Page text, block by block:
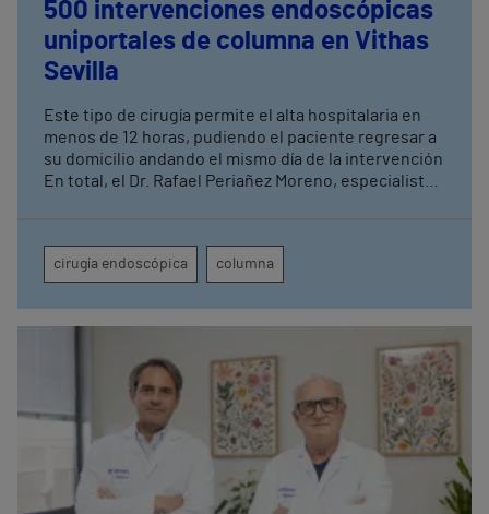
500 intervenciones endoscópicas
uniportales de columna en Vithas
Sevilla
Este tipo de cirugía permite el alta hospitalaria en
menos de 12 horas, pudiendo el paciente regresar a
su domicilio andando el mismo día de la intervención
En total, el Dr. Rafael Periañez Moreno, especialista
a lo largo de diez años de actividad en el centro
cirugía endoscópica columna